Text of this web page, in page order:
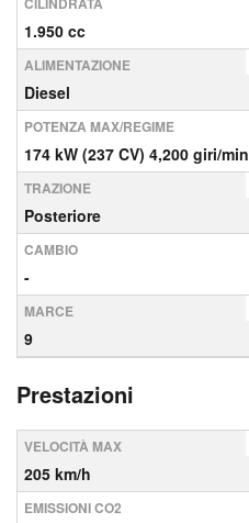
1.950 cc
ALIMENTAZIONE
Diesel
POTENZA MAX/REGIME
174 kW (237 CV) 4,200 giri/min
TRAZIONE
Posteriore
CAMBIO
-
MARCE
9
Prestazioni
VELOCITÀ MAX
205 km/h
EMISSIONI CO2